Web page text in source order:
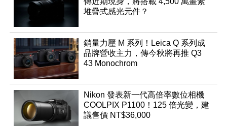
堆疊式感光元件？
銷量力壓 M 系列！Leica Q 系列成
品牌營收主力，傳今秋將再推 Q3
43 Monochrom
Nikon 發表新一代高倍率數位相機
COOLPIX P1100！125 倍光變，建
議售價 NT$36,000